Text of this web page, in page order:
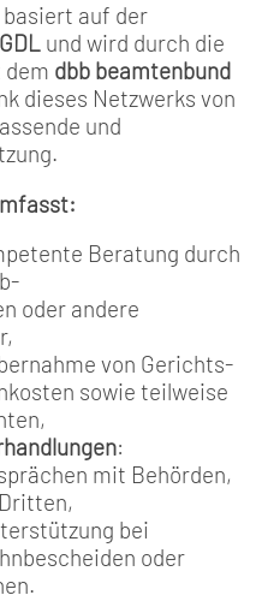
auf der
und wird durch die
dbb beamtenbund
dieses Netzwerks von
und
Beratung durch
oder andere
von Gerichts-
sowie teilweise
:
mit Behörden,
bei
oder